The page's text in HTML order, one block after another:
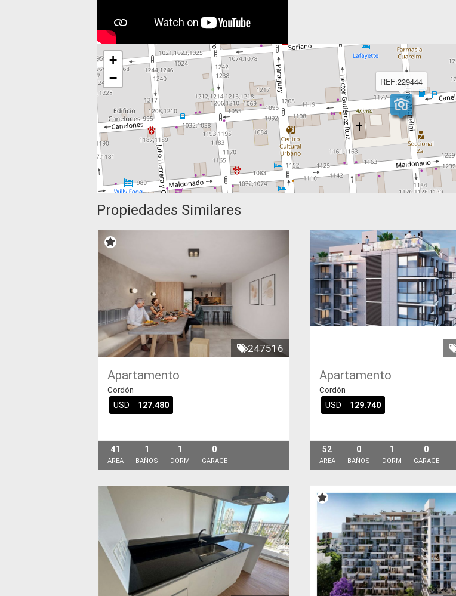
REF:229444
+
−
Propiedades Similares
247516
Apartamento
Cordón
USD 127.480
41
AREA
1
BAÑOS
1
DORM
0
GARAGE
Apartamento
Cordón
USD 129.740
52
AREA
0
BAÑOS
1
DORM
0
GARAGE